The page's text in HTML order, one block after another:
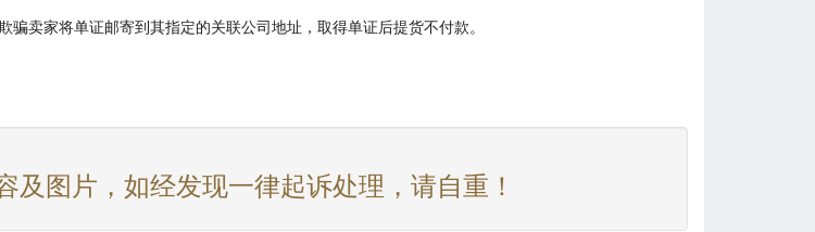
卖家将单证邮寄到其指定的关联公司地址，取得单证后提货不付款。
图片，如经发现一律起诉处理，请自重！